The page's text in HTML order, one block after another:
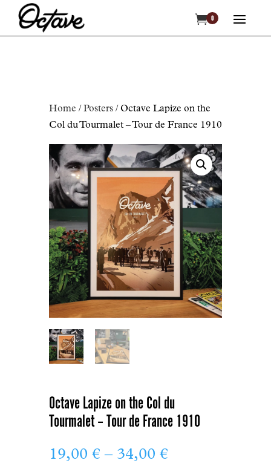
 0
Home / Posters/ Octave Lapize on the
Col du Tourmalet – Tour de France 1910
Octave Lapize on the Col du
Tourmalet – Tour de France 1910
19,00 € – 34,00 €Price